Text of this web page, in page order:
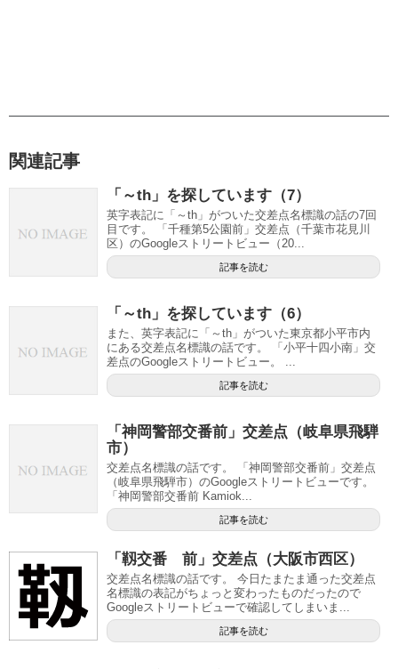
関連記事
「～th」を探しています（7）
英字表記に「～th」がついた交差点名標識の話の7回
目です。 「千種第5公園前」交差点（千葉市花見川
区）のGoogleストリートビュー（20...
記事を読む
「～th」を探しています（6）
また、英字表記に「～th」がついた東京都小平市内
にある交差点名標識の話です。 「小平十四小南」交
差点のGoogleストリートビュー。 ...
記事を読む
「神岡警部交番前」交差点（岐阜県飛騨
市）
交差点名標識の話です。 「神岡警部交番前」交差点
（岐阜県飛騨市）のGoogleストリートビューです。
「神岡警部交番前 Kamiok...
記事を読む
「靱交番 前」交差点（大阪市西区）
交差点名標識の話です。 今日たまたま通った交差点
名標識の表記がちょっと変わったものだったので
Googleストリートビューで確認してしまいま...
記事を読む